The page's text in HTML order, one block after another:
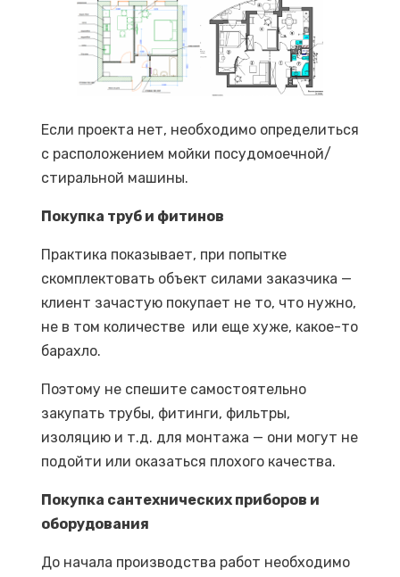
Если проекта нет, необходимо определиться
c расположением мойки посудомоечной/
стиральной машины.
Покупка труб и фитинов
Практика показывает, при попытке
скомплектовать объект силами заказчика —
клиент зачастую покупает не то, что нужно,
не в том количестве или еще хуже, какое-то
барахло.
Поэтому не спешите самостоятельно
закупать трубы, фитинги, фильтры,
изоляцию и т.д. для монтажа — они могут не
подойти или оказаться плохого качества.
Покупка сантехнических приборов и
оборудования
До начала производства работ необходимо